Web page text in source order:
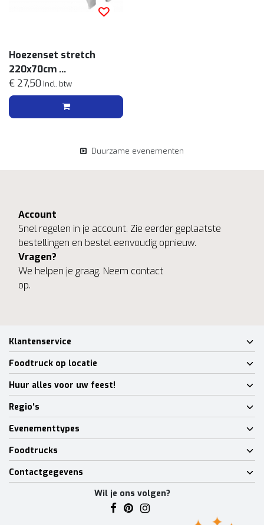
Hoezenset stretch
220x70cm
Wit
€ 27,50 Incl. btw
Duurzame evenementen
Account
Snel regelen in je account. Zie eerder geplaatste
bestellingen en bestel eenvoudig opnieuw.
Vragen?
We helpen je graag. Neem contact
op.
Klantenservice
Foodtruck op locatie
Huur alles voor uw feest!
Regio's
Evenementtypes
Foodtrucks
Contactgegevens
Wil je ons volgen?